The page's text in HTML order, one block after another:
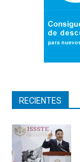
RECIENTES